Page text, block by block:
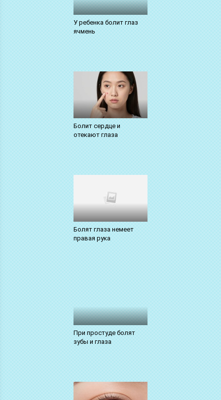
У ребенка болит глаз
ячмень
Болит сердце и
отекают глаза
Болят глаза немеет
правая рука
При простуде болят
зубы и глаза